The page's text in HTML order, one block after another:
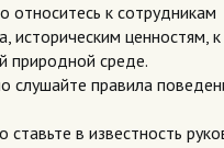
относитесь к сотрудникам
историческим ценностям, к
природной среде.
слушайте правила
ставьте в известность